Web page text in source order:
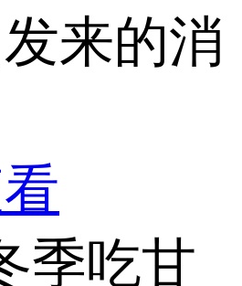
来的消
季吃甘